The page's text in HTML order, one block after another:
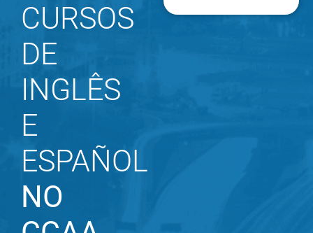
CURSOS
DE
INGLÊS
E
ESPAÑOL
NO